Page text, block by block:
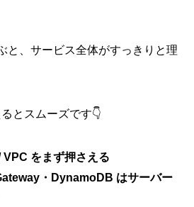
と、サービス全体がすっきりと理
とスムーズです👇
VPC をまず押さえる
・DynamoDB はサーバー